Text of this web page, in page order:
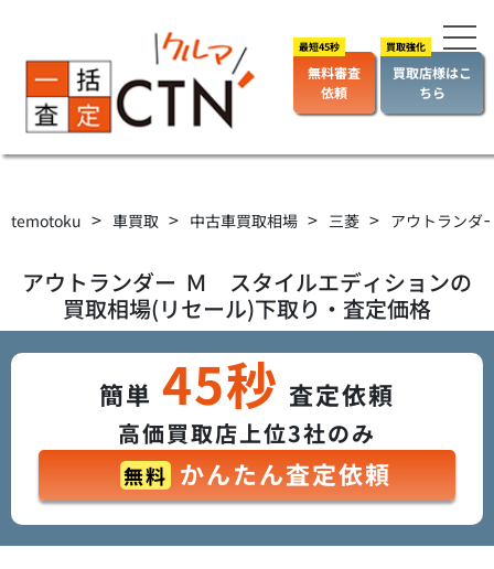
無料審査
依頼
買取店様はこ
ちら
temotoku > 車買取 > 中古車買取相場 > 三菱 > アウトランダ
アウトランダー Ｍ スタイルエディションの
買取相場(リセール)下取り・査定価格
簡単 45秒 査定依頼
高価買取店上位3社のみ
無料 かんたん査定依頼